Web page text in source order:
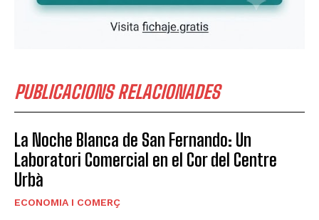
PUBLICACIONS RELACIONADES
La Noche Blanca de San Fernando: Un
Laboratori Comercial en el Cor del Centre
Urbà
ECONOMIA I COMERÇ